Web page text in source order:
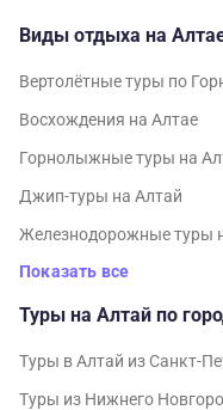
Виды отдыха на
Вертолётные туры по
Восхождения на Алтае
Горнолыжные туры на
Джип-туры на Алтай
Железнодорожные туры
Показать все
Туры на Алтай по
Туры в Алтай из Санкт-
Туры из Нижнего